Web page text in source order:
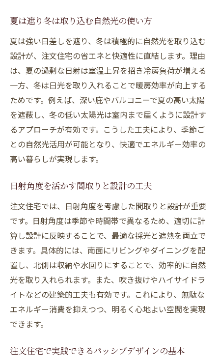
夏は遮り冬は取り込む自然光の使い方
夏は強い日差しを遮り、冬は積極的に自然光を取り込む
設計が、注文住宅の省エネと快適性に直結します。理由
は、夏の過剰な日射は室温上昇を招き冷房負荷が増える
一方、冬は日光を取り入れることで暖房効率が向上する
ためです。例えば、深い庇やバルコニーで夏の高い太陽
を遮蔽し、冬の低い太陽光は室内まで届くように設計す
るアプローチが有効です。こうした工夫により、季節ご
との自然光活用が可能となり、快適でエネルギー効率の
高い暮らしが実現します。
日射角度を活かす間取りと設計の工夫
注文住宅では、日射角度を考慮した間取りと設計が重要
です。日射角度は季節や時間帯で異なるため、適切に計
算し設計に反映することで、最適な採光と遮熱を両立で
きます。具体的には、南面にリビングやダイニングを配
置し、北側は収納や水回りにすることで、効率的に自然
光を取り入れられます。また、吹き抜けやハイサイドラ
イトなどの建築的工夫も有効です。これにより、無駄な
エネルギー消費を抑えつつ、明るく心地よい空間を実現
できます。
注文住宅で実践できるパッシブデザインの基本